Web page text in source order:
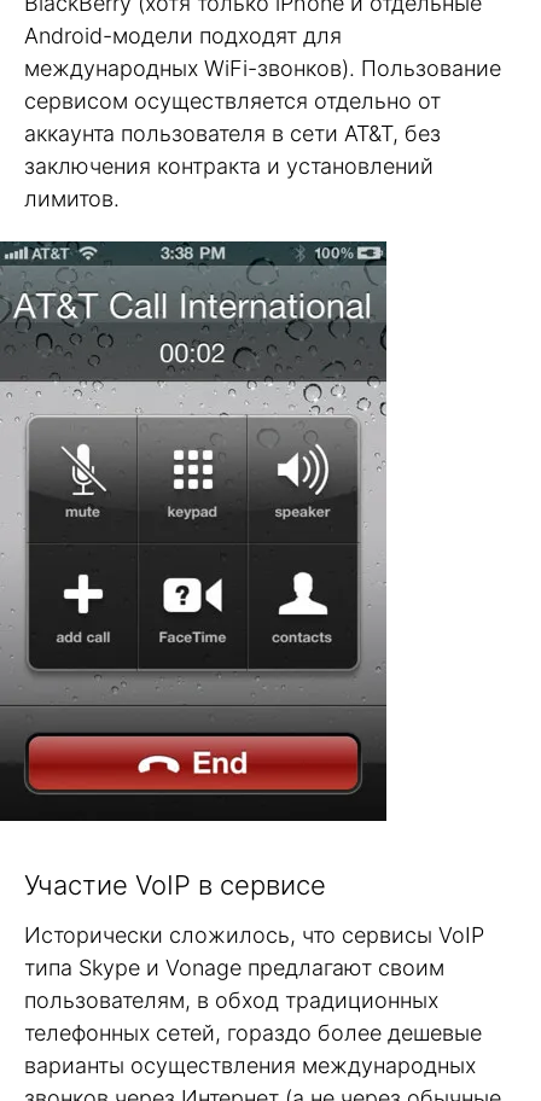
Android-модели подходят для
международных WiFi-звонков). Пользование
сервисом осуществляется отдельно от
аккаунта пользователя в сети AT&T, без
заключения контракта и установлений
лимитов.
Участие VoIP в сервисе
Исторически сложилось, что сервисы VoIP
типа Skype и Vonage предлагают своим
пользователям, в обход традиционных
телефонных сетей, гораздо более дешевые
варианты осуществления международных